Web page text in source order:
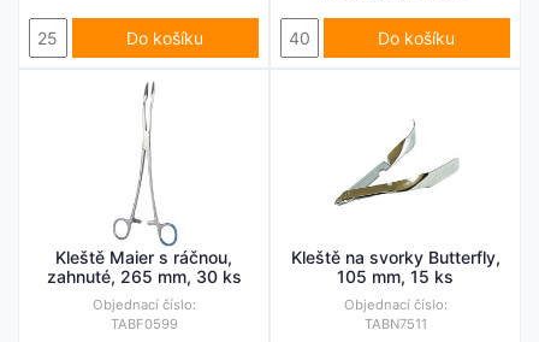
Do košíku Do košíku
Kleště Maier s ráčnou,
zahnuté, 265 mm, 30 ks
Objednací číslo:
TABF0599
Kleště na svorky Butterfly,
105 mm, 15 ks
Objednací číslo:
TABN7511